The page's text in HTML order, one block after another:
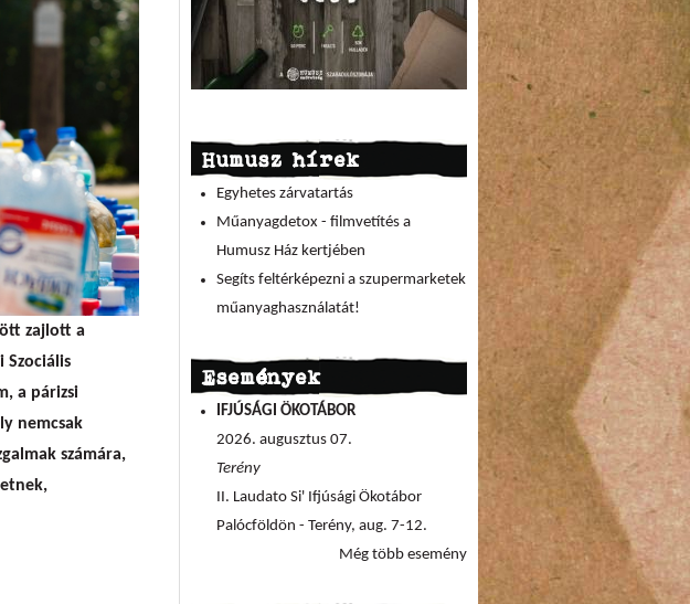
zajlott a
a párizsi
nemcsak
számára,
Humusz hírek
Egyhetes zárvatartás
Műanyagdetox - filmvetítés a
Humusz Ház kertjében
Segíts feltérképezni a szupermarketek
műanyaghasználatát!
Események
IFJÚSÁGI ÖKOTÁBOR
2026. augusztus 07.
Terény
II. Laudato Si' Ifjúsági Ökotábor
Palócföldön - Terény, aug. 7-12.
Még több esemény